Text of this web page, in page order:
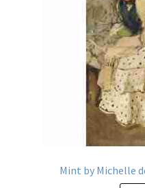
Mint by Michelle